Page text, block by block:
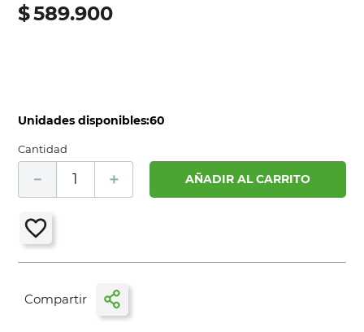
$589.900
Unidades disponibles:60
Cantidad
＋
－ AÑADIR AL CARRITO